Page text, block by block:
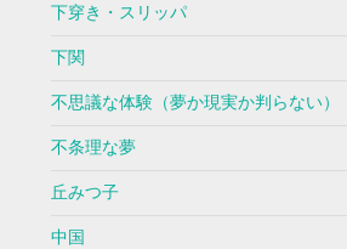
下穿き・スリッパ
下関
不思議な体験（夢か現実か判らない）
不条理な夢
丘みつ子
中国